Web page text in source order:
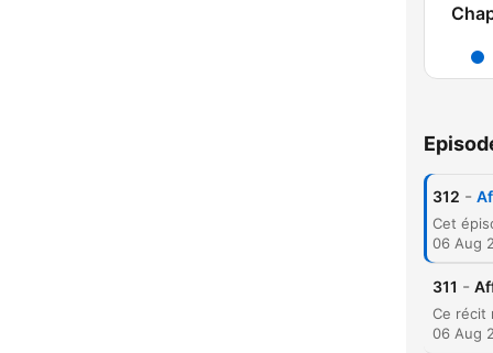
312 -
06 Aug
311 -
06 Aug